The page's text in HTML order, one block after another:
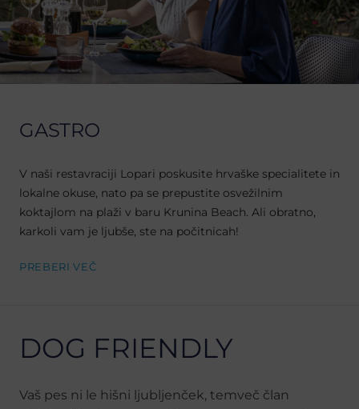
GASTRO
V naši restavraciji Lopari poskusite hrvaške specialitete in
lokalne okuse, nato pa se prepustite osvežilnim
koktajlom na plaži v baru Krunina Beach. Ali obratno,
karkoli vam je ljubše, ste na počitnicah!
PREBERI VEČ
DOG FRIENDLY
Vaš pes ni le hišni ljubljenček, temveč član